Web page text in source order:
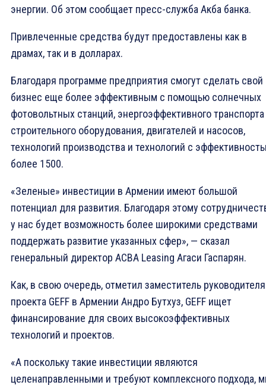
энергии. Об этом сообщает пресс-служба Акба банка.
Привлеченные средства будут предоставлены как в
драмах, так и в долларах.
Благодаря программе предприятия смогут сделать свой
бизнес еще более эффективным с помощью солнечных
фотовольтных станций, энергоэффективного
строительного оборудования, двигателей и насосов,
технологий производства и технологий с
более 1500.
«Зеленые» инвестиции в Армении имеют большой
потенциал для развития. Благодаря этому
у нас будет возможность более широкими средствами
поддержать развитие указанных сфер», — сказал
генеральный директор ACBA Leasing Агаси Гаспарян.
Как, в свою очередь, отметил заместитель руководителя
проекта GEFF в Армении Андро Бутхуз, GEFF ищет
финансирование для своих высокоэффективных
технологий и проектов.
«А поскольку такие инвестиции являются
целенаправленными и требуют комплексного подхода,